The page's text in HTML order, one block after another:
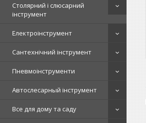
Столярний і слюсарний
інструмент
Електроінструмент
Сантехнічний інструмент
Пневмоінструменти
Автослесарный інструмент
Все для дому та саду